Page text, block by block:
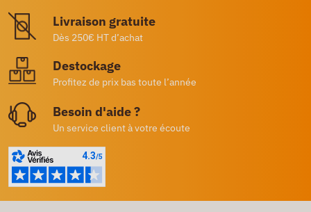
Livraison gratuite
Dès 250€ HT d’achat
Destockage
Profitez de prix bas toute l’année
Besoin d'aide ?
Un service client à votre écoute